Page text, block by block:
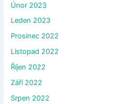
Únor 2023
Leden 2023
Prosinec 2022
Listopad 2022
Říjen 2022
Září 2022
Srpen 2022